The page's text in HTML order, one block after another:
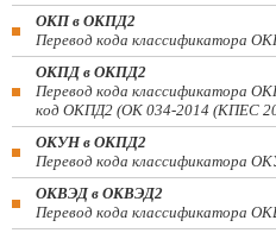
ОКП в ОКПД2
Перевод кода классификатора
ОКПД в ОКПД2
Перевод кода классификатора
код ОКПД2 (ОК 034-2014 (КПЕС
ОКУН в ОКПД2
Перевод кода классификатора
ОКВЭД в ОКВЭД2
Перевод кода классификатора